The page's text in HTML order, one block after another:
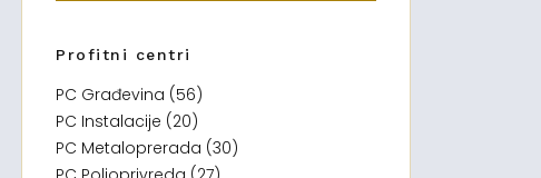
Profitni centri
PC Građevina (56)
PC Instalacije (20)
PC Metaloprerada (30)